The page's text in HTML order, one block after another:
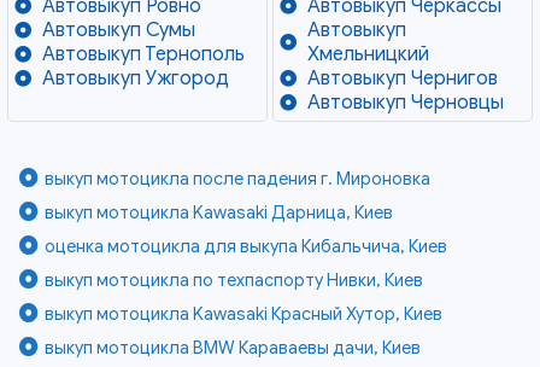
Автовыкуп Ровно
Автовыкуп Сумы
Автовыкуп Тернополь
Автовыкуп Ужгород
Автовыкуп Черкассы
Автовыкуп
Хмельницкий
Автовыкуп Чернигов
Автовыкуп Черновцы
выкуп мотоцикла после падения г. Мироновка
выкуп мотоцикла Kawasaki Дарница, Киев
оценка мотоцикла для выкупа Кибальчича, Киев
выкуп мотоцикла по техпаспорту Нивки, Киев
выкуп мотоцикла Kawasaki Красный Хутор, Киев
выкуп мотоцикла BMW Караваевы дачи, Киев